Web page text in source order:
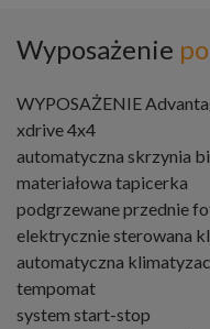
Wyposażenie
WYPOSAŻENIE
xdrive 4x4
automatyczna skrzynia
materiałowa tapicerka
podgrzewane przednie
elektrycznie sterowana
automatyczna
tempomat
system start-stop